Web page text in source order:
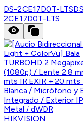
DS-2CE17D0T-LTS
2CE17D0T-LTS
HIKVISION